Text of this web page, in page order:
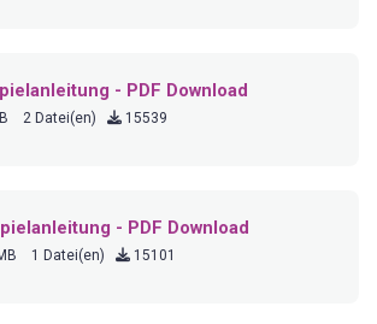
- PDF Download
2 Datei(en) 15539
- PDF Download
1 Datei(en) 15101